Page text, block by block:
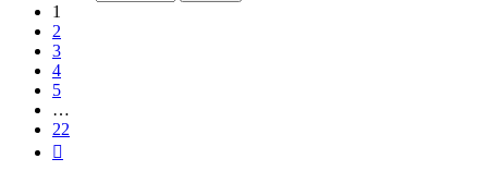
1
2
3
4
5
…
22